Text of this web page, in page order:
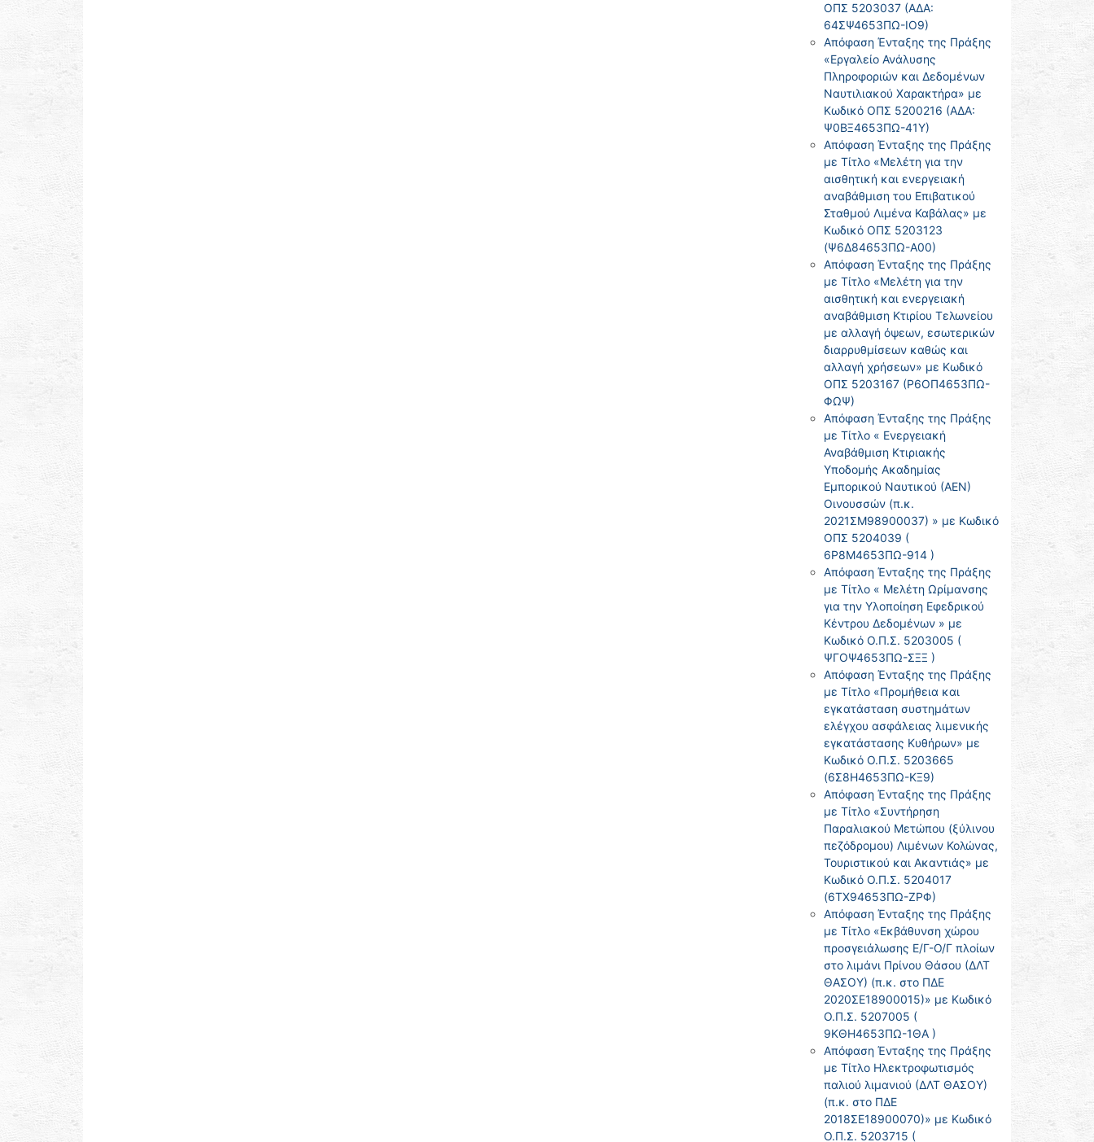
ΟΠΣ 5203037 (ΑΔΑ:
64ΣΨ4653ΠΩ-ΙΟ9)
Απόφαση Ένταξης της Πράξης
«Εργαλείο Ανάλυσης
Πληροφοριών και Δεδομένων
Ναυτιλιακού Χαρακτήρα» με
Κωδικό ΟΠΣ 5200216 (ΑΔΑ:
Ψ0ΒΞ4653ΠΩ-41Υ)
Απόφαση Ένταξης της Πράξης
με Τίτλο «Μελέτη για την
αισθητική και ενεργειακή
αναβάθμιση του Επιβατικού
Σταθμού Λιμένα Καβάλας» με
Κωδικό ΟΠΣ 5203123
(Ψ6Δ84653ΠΩ-Α00)
Απόφαση Ένταξης της Πράξης
με Τίτλο «Μελέτη για την
αισθητική και ενεργειακή
αναβάθμιση Κτιρίου Τελωνείου
με αλλαγή όψεων, εσωτερικών
διαρρυθμίσεων καθώς και
αλλαγή χρήσεων» με Κωδικό
ΟΠΣ 5203167 (Ρ6ΟΠ4653ΠΩ-
ΦΩΨ)
Απόφαση Ένταξης της Πράξης
με Τίτλο « Ενεργειακή
Αναβάθμιση Κτιριακής
Υποδομής Ακαδημίας
Εμπορικού Ναυτικού (ΑΕΝ)
Οινουσσών (π.κ.
2021ΣΜ98900037) » με Κωδικό
ΟΠΣ 5204039 (
6Ρ8Μ4653ΠΩ-914 )
Απόφαση Ένταξης της Πράξης
με Τίτλο « Μελέτη Ωρίμανσης
για την Υλοποίηση Εφεδρικού
Κέντρου Δεδομένων » με
Κωδικό Ο.Π.Σ. 5203005 (
ΨΓΟΨ4653ΠΩ-ΣΞΞ )
Απόφαση Ένταξης της Πράξης
με Τίτλο «Προμήθεια και
εγκατάσταση συστημάτων
ελέγχου ασφάλειας λιμενικής
εγκατάστασης Κυθήρων» με
Κωδικό Ο.Π.Σ. 5203665
(6Σ8Η4653ΠΩ-ΚΞ9)
Απόφαση Ένταξης της Πράξης
με Τίτλο «Συντήρηση
Παραλιακού Μετώπου (ξύλινου
πεζόδρομου) Λιμένων Κολώνας,
Τουριστικού και Ακαντιάς» με
Κωδικό Ο.Π.Σ. 5204017
(6ΤΧ94653ΠΩ-ΖΡΦ)
Απόφαση Ένταξης της Πράξης
με Τίτλο «Εκβάθυνση χώρου
προσγειάλωσης Ε/Γ-Ο/Γ πλοίων
στο λιμάνι Πρίνου Θάσου (ΔΛΤ
ΘΑΣΟΥ) (π.κ. στο ΠΔΕ
2020ΣΕ18900015)» με Κωδικό
Ο.Π.Σ. 5207005 (
9ΚΘΗ4653ΠΩ-1ΘΑ )
Απόφαση Ένταξης της Πράξης
με Τίτλο Ηλεκτροφωτισμός
παλιού λιμανιού (ΔΛΤ ΘΑΣΟΥ)
(π.κ. στο ΠΔΕ
2018ΣΕ18900070)» με Κωδικό
Ο.Π.Σ. 5203715 (